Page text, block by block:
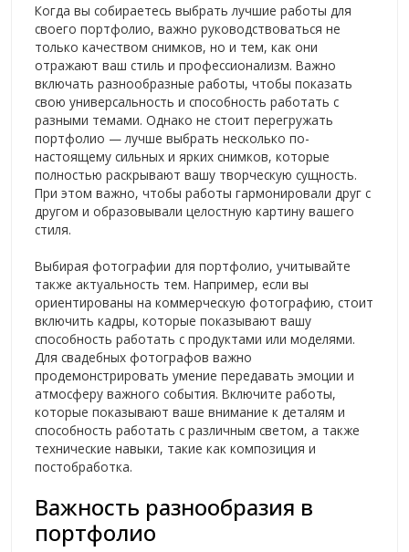
Когда вы собираетесь выбрать лучшие работы для
своего портфолио, важно руководствоваться не
только качеством снимков, но и тем, как они
отражают ваш стиль и профессионализм. Важно
включать разнообразные работы, чтобы показать
свою универсальность и способность работать с
разными темами. Однако не стоит перегружать
портфолио — лучше выбрать несколько по-
настоящему сильных и ярких снимков, которые
полностью раскрывают вашу творческую сущность.
При этом важно, чтобы работы гармонировали друг с
другом и образовывали целостную картину вашего
стиля.
Выбирая фотографии для портфолио, учитывайте
также актуальность тем. Например, если вы
ориентированы на коммерческую фотографию, стоит
включить кадры, которые показывают вашу
способность работать с продуктами или моделями.
Для свадебных фотографов важно
продемонстрировать умение передавать эмоции и
атмосферу важного события. Включите работы,
которые показывают ваше внимание к деталям и
способность работать с различным светом, а также
технические навыки, такие как композиция и
постобработка.
Важность разнообразия в
портфолио